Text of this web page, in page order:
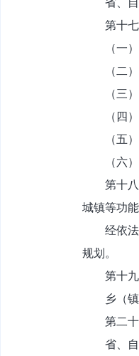
第十七
（一）
（二）严
（三）
（四）统
（五）
（六）
第十八条
城镇等功
经依法批
规划。
第十九
乡（镇）
第二十
省、自